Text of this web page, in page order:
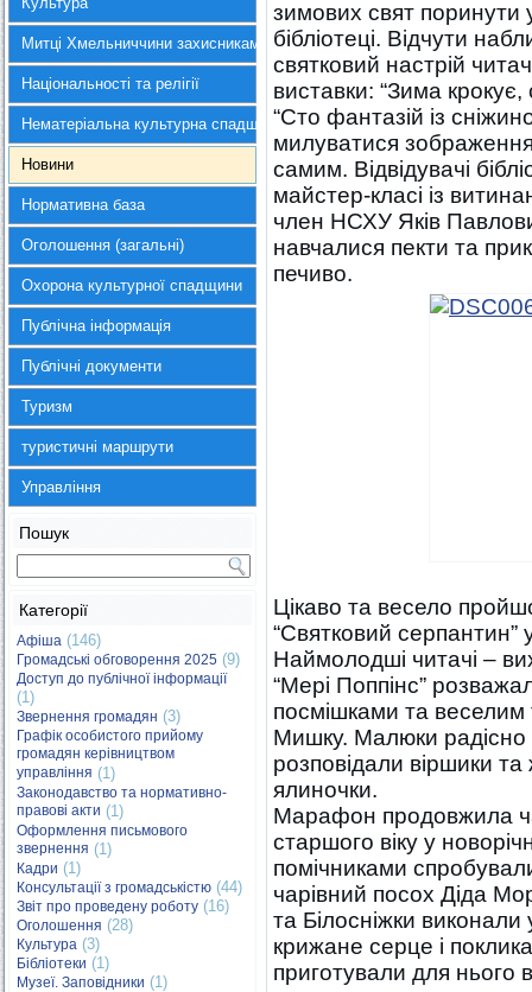
Митці Хмельниччини захисникам України
Національності та релігії
Нематеріальна культурна спадщина
Новини
Нормативна база
Оголошення (загальні)
Охорона культурної спадщини
Публічна інформація
Публічні документи
Туризм
туристичні маршрути
Управління
Пошук
Категорії
Афіша (146)
Громадські обговорення 2025 (9)
Доступ до публічної інформації
(1)
Звернення громадян (3)
Графік особистого прийому
громадян керівництвом
управління (1)
Законодавство та нормативно-
правові акти (1)
Оформлення письмового
звернення (1)
Кадри (1)
Консультації з громадськістю (44)
Звіт про проведену роботу (16)
Оголошення (28)
Культура (3)
Бібліотеки (1)
Музеї. Заповідники (1)
зимових свят поринути
бібліотеці. Відчути
святковий настрій
виставки: “Зима крокує,
“Сто фантазій із
милуватися
самим. Відвідувачі
майстер-класі із
член НСХУ Яків
навчалися пекти та
печиво.
Цікаво та весело
“Святковий серпантин” у
Наймолодші читачі –
“Мері Поппінс”
посмішками та веселим
Мишку. Малюки радісно
розповідали віршики
ялиночки.
Марафон продовжила
старшого віку у
помічниками
чарівний посох Діда
та Білосніжки виконали
крижане серце і
приготували для нього